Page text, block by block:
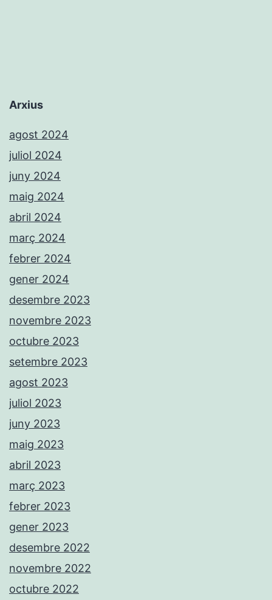
Arxius
agost 2024
juliol 2024
juny 2024
maig 2024
abril 2024
març 2024
febrer 2024
gener 2024
desembre 2023
novembre 2023
octubre 2023
setembre 2023
agost 2023
juliol 2023
juny 2023
maig 2023
abril 2023
març 2023
febrer 2023
gener 2023
desembre 2022
novembre 2022
octubre 2022